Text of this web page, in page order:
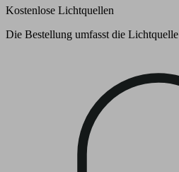
Kostenlose Lichtquellen
Die Bestellung umfasst die Lichtquelle